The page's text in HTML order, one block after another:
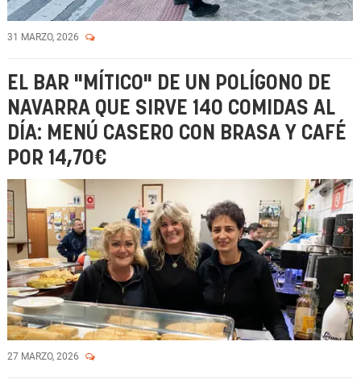
31 MARZO, 2026
EL BAR "MÍTICO" DE UN POLÍGONO DE
NAVARRA QUE SIRVE 140 COMIDAS AL
DÍA: MENÚ CASERO CON BRASA Y CAFÉ
POR 14,70€
27 MARZO, 2026